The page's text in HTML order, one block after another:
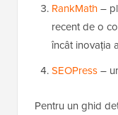
RankMath–
recent de o
încât inovația
SEOPress–
Pentru un ghid